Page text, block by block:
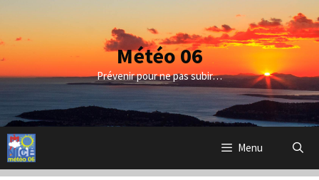
contenu
Météo 06
Prévenir pour ne pas subir…
Menu